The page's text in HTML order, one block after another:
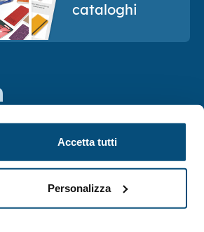
Accetta tutti
Personalizza
cataloghi